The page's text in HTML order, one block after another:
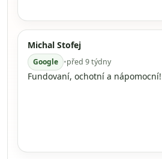
Michal Stofej
Google •před 9 týdny
Fundovaní, ochotní a nápomocní!